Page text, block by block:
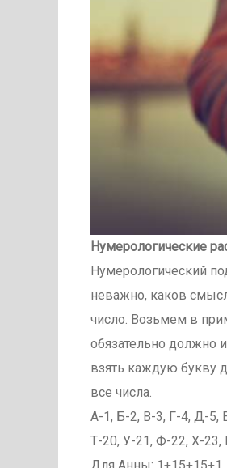
Нумерологические
Нумерологический
неважно, каков
число. Возьмем в
обязательно должно
взять каждую букву
все числа.
А-1, Б-2, В-3, Г-4, Д-5,
Т-20, У-21, Ф-22, Х-